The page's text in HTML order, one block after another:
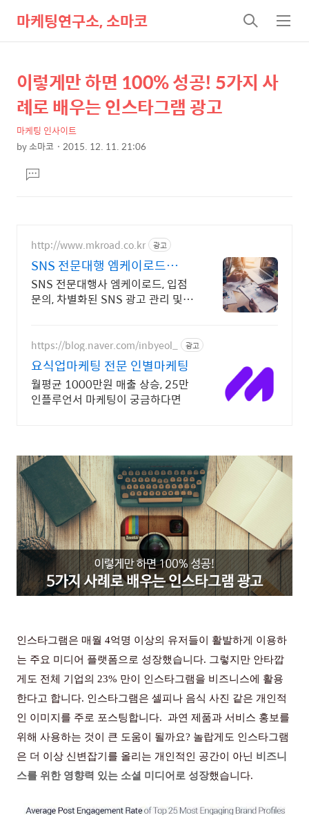
마케팅연구소, 소마코
검
색
메
뉴
상
세
컨
텐
본
문
제
목
이렇게만 하면 100% 성공! 5가지 사
례로 배우는 인스타그램 광고
마케팅 인사이트
by소마코 2015. 12. 11. 21:06
문댓
글
http://www.mkroad.co.kr 광고
SNS 전문대행 엠케이로드
NO.1 SNS 전문대행사
SNS 전문대행사 엠케이로드, 입점
문의, 차별화된 SNS 광고 관리 및
https://blog.naver.com/inbyeol_ 광고
요식업마케팅 전문 인별마케팅
월평균 1000만원 매출 상승, 25만
인플루언서 마케팅이 궁금하다면
인스타그램은 매월 4억명 이상의 유저들이 활발하게 이용하
는 주요 미디어 플랫폼으로 성장했습니다. 그렇지만 안타깝
게도 전체 기업의 23% 만이 인스타그램을 비즈니스에 활용
한다고 합니다. 인스타그램은 셀피나 음식 사진 같은 개인적
인 이미지를 주로 포스팅합니다. 과연 제품과 서비스 홍보를
위해 사용하는 것이 큰 도움이 될까요? 놀랍게도 인스타그램
은 더 이상 신변잡기를 올리는 개인적인 공간이 아닌 비즈니
스를 위한 영향력 있는 소셜 미디어로 성장했습니다.